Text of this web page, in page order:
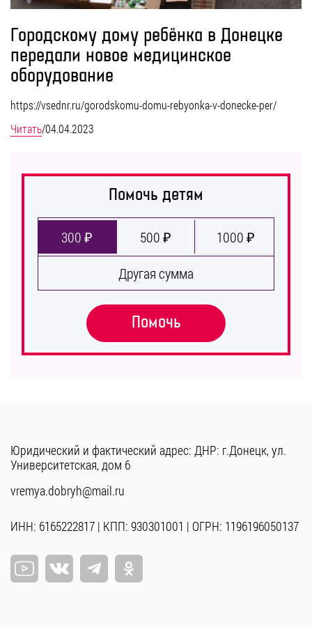
Городскому дому ребёнка в Донецке
передали новое медицинское
оборудование
https://vsednr.ru/gorodskomu-domu-rebyonka-v-donecke-per/
Читать/04.04.2023
Помочь детям
300 ₽ 500 ₽
1000 ₽
Другая сумма
Помочь
Юридический и фактический адрес: ДНР: г.Донецк, ул.
Университетская, дом 6
vremya.dobryh@mail.ru
ИНН: 6165222817 | КПП: 930301001 | ОГРН: 1196196050137